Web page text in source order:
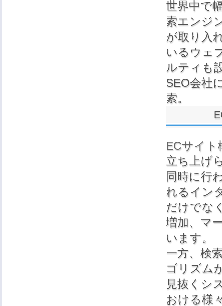
世界中で
索エンジ
が取り入
いるウェ
ルティも
SEO会社
索。
ECサイト
立ち上げ
同時に行
れるイン
だけでな
増加、マ
います。
一方、検
ゴリズム
見抜くシ
おける様